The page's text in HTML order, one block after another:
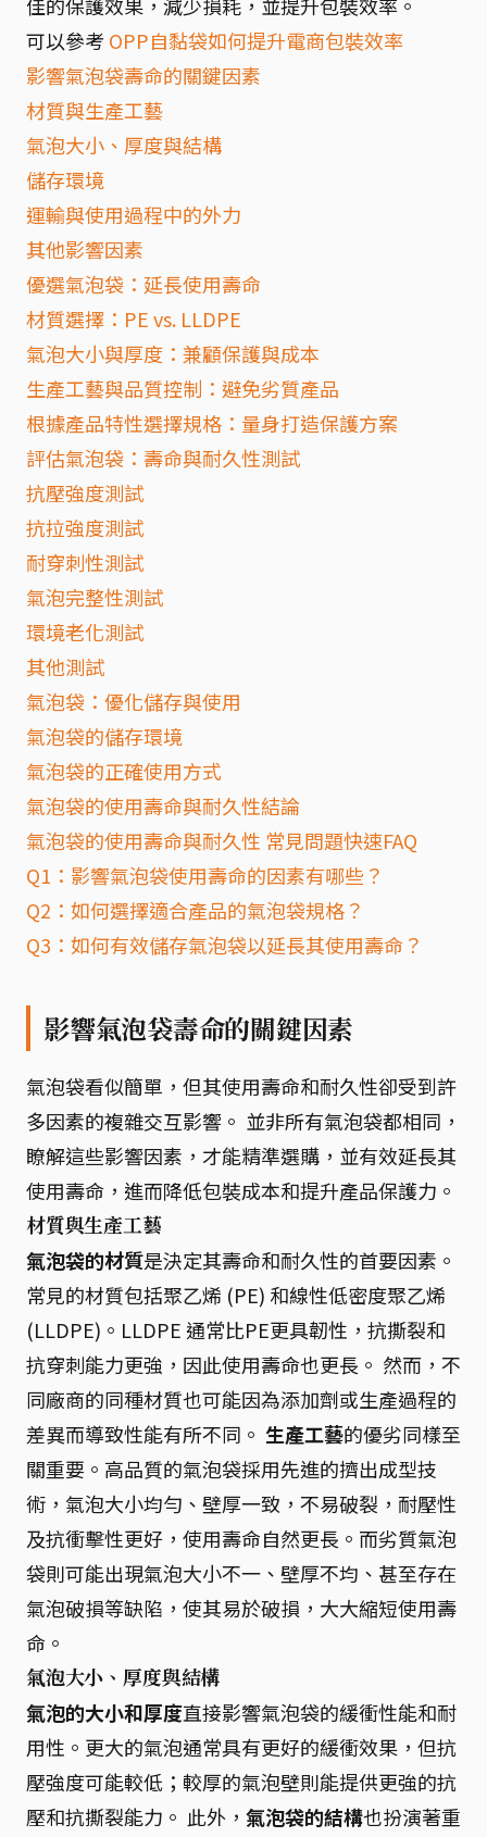
可以參考 OPP自黏袋如何提升電商包裝效率
影響氣泡袋壽命的關鍵因素
材質與生產工藝
氣泡大小、厚度與結構
儲存環境
運輸與使用過程中的外力
其他影響因素
優選氣泡袋：延長使用壽命
材質選擇：PE vs. LLDPE
氣泡大小與厚度：兼顧保護與成本
生產工藝與品質控制：避免劣質產品
根據產品特性選擇規格：量身打造保護方案
評估氣泡袋：壽命與耐久性測試
抗壓強度測試
抗拉強度測試
耐穿刺性測試
氣泡完整性測試
環境老化測試
其他測試
氣泡袋：優化儲存與使用
氣泡袋的儲存環境
氣泡袋的正確使用方式
氣泡袋的使用壽命與耐久性結論
氣泡袋的使用壽命與耐久性 常見問題快速FAQ
Q1：影響氣泡袋使用壽命的因素有哪些？
Q2：如何選擇適合產品的氣泡袋規格？
Q3：如何有效儲存氣泡袋以延長其使用壽命？
影響氣泡袋壽命的關鍵因素
氣泡袋看似簡單，但其使用壽命和耐久性卻受到許
多因素的複雜交互影響。 並非所有氣泡袋都相同，
瞭解這些影響因素，才能精準選購，並有效延長其
使用壽命，進而降低包裝成本和提升產品保護力。
材質與生產工藝
氣泡袋的材質是決定其壽命和耐久性的首要因素。
常見的材質包括聚乙烯 (PE) 和線性低密度聚乙烯
(LLDPE)。LLDPE 通常比PE更具韌性，抗撕裂和
抗穿刺能力更強，因此使用壽命也更長。 然而，不
同廠商的同種材質也可能因為添加劑或生產過程的
差異而導致性能有所不同。 生產工藝的優劣同樣至
關重要。高品質的氣泡袋採用先進的擠出成型技
術，氣泡大小均勻、壁厚一致，不易破裂，耐壓性
及抗衝擊性更好，使用壽命自然更長。而劣質氣泡
袋則可能出現氣泡大小不一、壁厚不均、甚至存在
氣泡破損等缺陷，使其易於破損，大大縮短使用壽
命。
氣泡大小、厚度與結構
氣泡的大小和厚度直接影響氣泡袋的緩衝性能和耐
用性。更大的氣泡通常具有更好的緩衝效果，但抗
壓強度可能較低；較厚的氣泡壁則能提供更強的抗
壓和抗撕裂能力。 此外， 氣泡袋的結構也扮演著重